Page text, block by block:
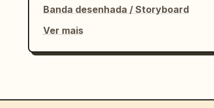
Banda desenhada / Storyboard
Ver mais